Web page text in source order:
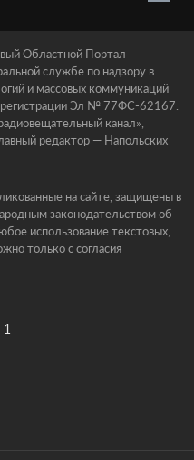
Областной Портал
службе по надзору в
и массовых коммуникаций
регистрации Эл № 77ФС-62167.
канал»,
редактор — Напольских
на сайте, защищены в
законодательством об
использование текстовых,
только с согласия